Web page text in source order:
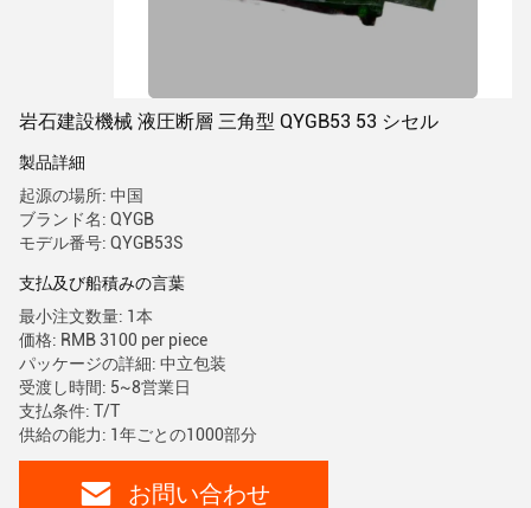
岩石建設機械 液圧断層 三角型 QYGB53 53 シセル
製品詳細
起源の場所: 中国
ブランド名: QYGB
モデル番号: QYGB53S
支払及び船積みの言葉
最小注文数量: 1本
価格: RMB 3100 per piece
パッケージの詳細: 中立包装
受渡し時間: 5~8営業日
支払条件: T/T
供給の能力: 1年ごとの1000部分
お問い合わせ